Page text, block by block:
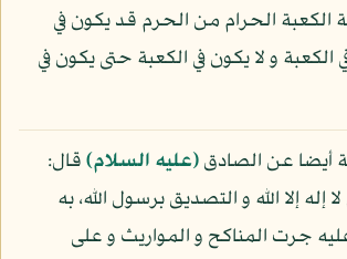
الكعبة الحرام من الحرم قد يكون في
الكعبة و لا يكون في الكعبة حتى يكون في
أيضا عن الصادق(عليه السلام)قال:
إله إلا الله و التصديق برسول الله، به
جرت المناكح و المواريث و على